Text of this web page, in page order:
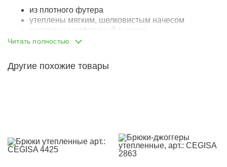
из плотного футера
утеплены мягким, шелковистым начесом
материал комфортный в носке
держит форму и объем
передавливает живот
Читать полностью
Другие похожие товары